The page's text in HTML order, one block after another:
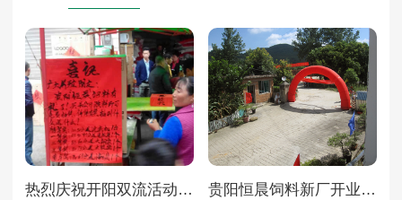
热烈庆祝开阳双流活动圆满结束 贵阳恒晨饲料新厂开业庆典